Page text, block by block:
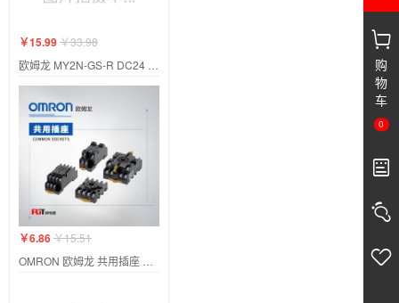
购
物
车
0
￥15.99￥33.98
￥6.86￥15.51